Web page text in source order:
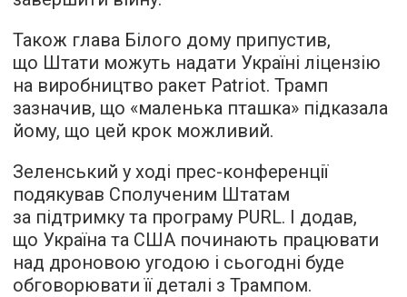
Також глава Білого дому припустив,
що Штати можуть надати Україні ліцензію
на виробництво ракет Patriot. Трамп
зазначив, що «маленька пташка» підказала
йому, що цей крок можливий.
Зеленський у ході прес-конференції
подякував Сполученим Штатам
за підтримку та програму PURL. І додав,
що Україна та США починають працювати
над дроновою угодою і сьогодні буде
обговорювати її деталі з Трампом.